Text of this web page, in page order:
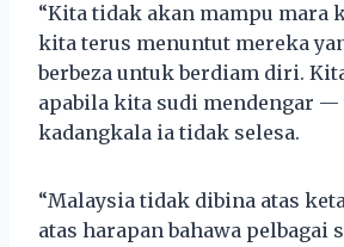
“Kita tidak akan mampu mara
kita terus menuntut mereka
berbeza untuk berdiam diri.
apabila kita sudi mendengar —
kadangkala ia tidak selesa.
“Malaysia tidak dibina atas
atas harapan bahawa pelbagai